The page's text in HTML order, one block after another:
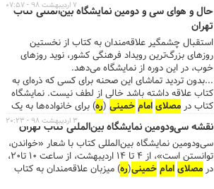
می‌شود. ...سی‌ودومین نمایشگاه بین‌المللی کتاب با شعار
«خواندن، توانستن است»، از ۴ تا ۱۴ اردیبهشت، از
ساعت ۱۰ تا۲۰، در
علاقه‌مندان به کتاب است....
حال و هوای سی و دومین نمایشگاه بین‌المللی کتاب
تهران
استقبال چشمگیر علاقه‌مندان به کتاب از نخستین
روزهای بزرگ‌ترین رویداد فرهنگی کشور، نوید روزهای
خوب، در این دوره از نمایشگاه می‌دهد.
...بدون تردید تماشای این صحنه برای کسی که ذره‌ای به
کتاب علاقه داشته باشد خالی از لطف نیست. نمایشگاه
کتاب درمصلایامامخمینی (ره) برای خانواده‌ها به یک
تفرجگاه فرهنگی تمام‌عیار بدل شده است. ...سی‌ودومین
نمایشگاه بین‌المللی کتاب با شعار «خواندن، توانستن
است»، از ۴ تا ۱۴ اردیبهشت، از ساعت ۱۰ تا۲۰، در
مصلایامامخمینی (ره) میزبان علاقه‌مندان به کتاب
خواهد بود. ...
۷ اردیبهشت ۹۸ - ۰۷:۵۷
نقشه سی‌ودومین نمایشگاه بین‌المللی کتاب تهران
سی‌ودومین نمایشگاه بین‌المللی کتاب با شعار «خواندن،
توانستن است»، از ۴ تا ۱۴ اردیبهشت، از ساعت ۱۰ تا۲۰،
درمصلایامامخمینی(ره) میزبان علاقه‌مندان به کتاب
۳ اردیبهشت ۹۸ - ۲۰:۲۳